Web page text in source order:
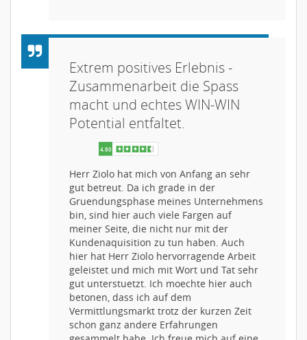
5.00
Extrem positives Erlebnis -
Zusammenarbeit die Spass
macht und echtes WIN-WIN
Potential entfaltet.
Herr Ziolo hat mich von Anfang an sehr
gut betreut. Da ich grade in der
Gruendungsphase meines Unternehmens
bin, sind hier auch viele Fargen auf
meiner Seite, die nicht nur mit der
Kundenaquisition zu tun haben. Auch
hier hat Herr Ziolo hervorragende Arbeit
geleistet und mich mit Wort und Tat sehr
gut unterstuetzt. Ich moechte hier auch
betonen, dass ich auf dem
Vermittlungsmarkt trotz der kurzen Zeit
schon ganz andere Erfahrungen